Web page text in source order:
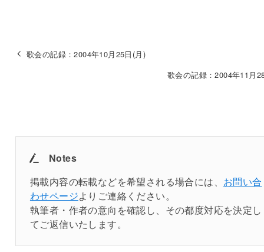
歌会の記録：2004年10月25日(月)
歌会の記録：2004年11月
Notes
掲載内容の転載などを希望される場合には、 お問い合
わせページよりご連絡ください。
執筆者・作者の意向を確認し、その都度対応を決定し
てご返信いたします。